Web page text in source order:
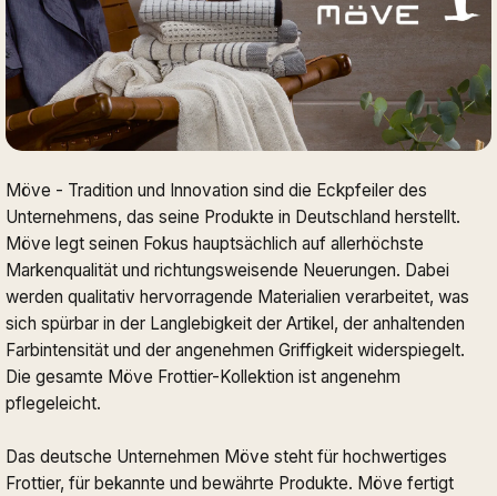
Möve - Tradition und Innovation sind die Eckpfeiler des
Unternehmens, das seine Produkte in Deutschland herstellt.
Möve legt seinen Fokus hauptsächlich auf allerhöchste
Markenqualität und richtungsweisende Neuerungen. Dabei
werden qualitativ hervorragende Materialien verarbeitet, was
sich spürbar in der Langlebigkeit der Artikel, der anhaltenden
Farbintensität und der angenehmen Griffigkeit widerspiegelt.
Die gesamte Möve Frottier-Kollektion ist angenehm
pflegeleicht.
Das deutsche Unternehmen Möve steht für hochwertiges
Frottier, für bekannte und bewährte Produkte. Möve fertigt